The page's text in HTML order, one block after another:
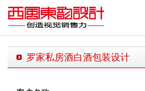
创造视觉
罗家私房酒白酒包装设计